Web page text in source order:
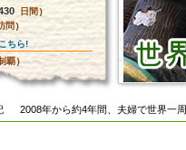
日間)
問)
ちら!
覇)
2008年から約4年間、夫婦で世界一周